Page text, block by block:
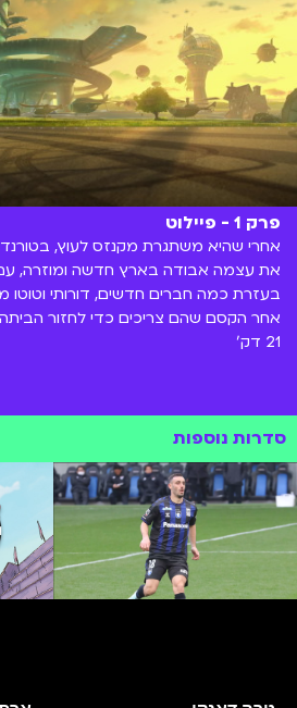
פרק 1 - פיילוט
אחרי שהיא משתגרת מקנזס לעוץ, בטורנדו
את עצמה אבודה בארץ חדשה ומוזרה,
בעזרת כמה חברים חדשים, דורותי וטוטו
אחר הקסם שהם צריכים כדי לחזור הביתה
21 דק'
סדרות נוספות